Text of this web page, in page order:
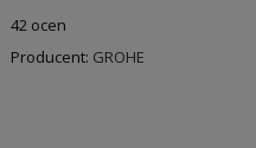
42 ocen
Producent: GROHE